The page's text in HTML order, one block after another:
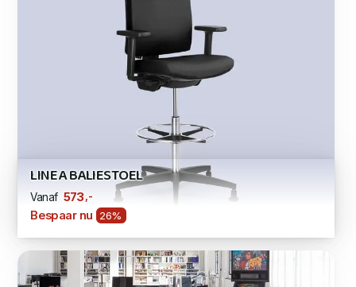
LINEA BALIESTOEL
Vanaf 573 ,-
Bespaar nu 26%